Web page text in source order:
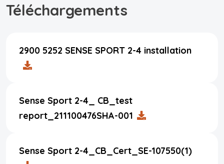
Téléchargements
2900 5252 SENSE SPORT 2-4 installation
Sense Sport 2-4_ CB_test
report_211100476SHA-001
Sense Sport 2-4_CB_Cert_SE-107550(1)